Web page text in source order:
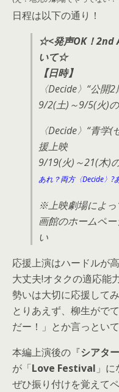
日程は以下の通り！
☆<発声OK！2nd
いて☆
【日時】
〈Decide〉“公
9/2(土)～9/5(火)
〈Decide〉“青学
援上映
9/19(火)～21(木)
あれ？両方〈Decide〉
※上映劇場によっ
画館のホームペ
い
応援上演はハードルが
大丈夫!オタクの適応能
勢いは大切に応援して
とりあえず、柳生がで
だー！」とか言っといて
本編上演後の『シアタ
が「Love Festival 」
ぜひ振り付けを覚えて